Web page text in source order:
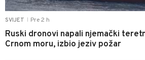
SVIJET Pre 2 h
Ruski dronovi napali njemački
Crnom moru, izbio jeziv požar